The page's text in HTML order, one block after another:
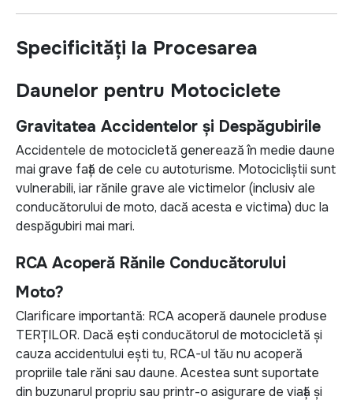
Specificități la Procesarea
Daunelor pentru Motociclete
Gravitatea Accidentelor și Despăgubirile
Accidentele de motocicletă generează în medie daune
mai grave față de cele cu autoturisme. Motocicliștii sunt
vulnerabili, iar rănile grave ale victimelor (inclusiv ale
conducătorului de moto, dacă acesta e victima) duc la
despăgubiri mai mari.
RCA Acoperă Rănile Conducătorului
Moto?
Clarificare importantă: RCA acoperă daunele produse
TERȚILOR. Dacă ești conducătorul de motocicletă și
cauza accidentului ești tu, RCA-ul tău nu acoperă
propriile tale răni sau daune. Acestea sunt suportate
din buzunarul propriu sau printr-o asigurare de viață și